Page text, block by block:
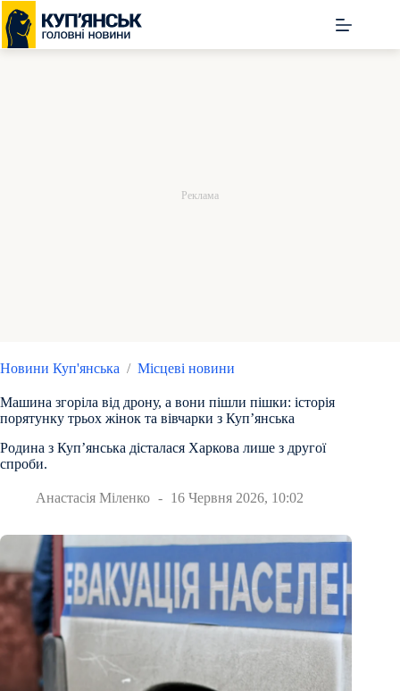
Перейти
до
вмісту
Новини Куп'янська / Місцеві новини
Машина згоріла від дрону, а вони пішли пішки: історія
порятунку трьох жінок та вівчарки з Куп’янська
Родина з Куп’янська дісталася Харкова лише з другої
спроби.
Анастасія Міленко 16 Червня 2026, 10:02